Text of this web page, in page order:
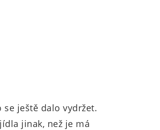
se ještě dalo vydržet.
jinak, než je má